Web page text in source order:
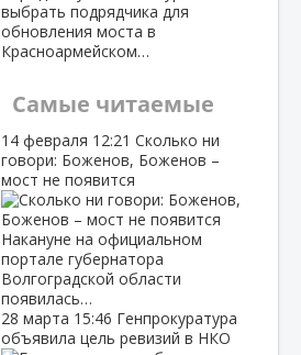
выбрать подрядчика для
обновления моста в
Красноармейском…
Самые читаемые
14 февраля 12:21 Сколько ни
говори: Боженов, Боженов –
мост не появится
Накануне на официальном
портале губернатора
Волгоградской области
появилась…
28 марта 15:46 Генпрокуратура
объявила цель ревизий в НКО